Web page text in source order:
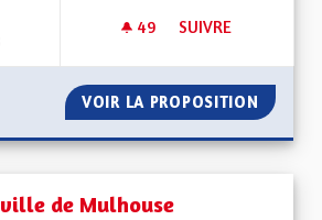
49 49 ABONNÉS
SUIVRE
VOIR LA PROPOSITION
de Mulhouse